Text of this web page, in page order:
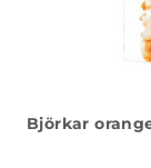
Björkar